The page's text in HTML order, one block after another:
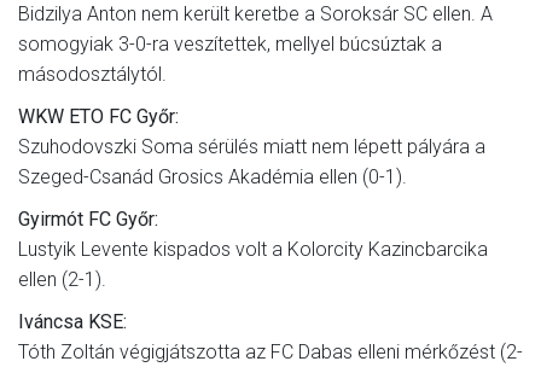
Bidzilya Anton nem került keretbe a Soroksár SC ellen. A
somogyiak 3-0-ra veszítettek, mellyel búcsúztak a
másodosztálytól.
WKW ETO FC Győr:
Szuhodovszki Soma sérülés miatt nem lépett pályára a
Szeged-Csanád Grosics Akadémia ellen (0-1).
Gyirmót FC Győr:
Lustyik Levente kispados volt a Kolorcity Kazincbarcika
ellen (2-1).
Iváncsa KSE:
Tóth Zoltán végigjátszotta az FC Dabas elleni mérkőzést (2-